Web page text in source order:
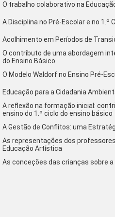
O trabalho colaborativo na
A Disciplina no Pré-Escolar e no 1.º
Acolhimento em Períodos de
O contributo de uma abordagem
do Ensino Básico
O Modelo Waldorf no Ensino Pré-
Educação para a Cidadania
A reflexão na formação inicial:
ensino do 1.º ciclo do ensino básico
A Gestão de Conflitos: uma
As representações dos
Educação Artística
As conceções das crianças sobre